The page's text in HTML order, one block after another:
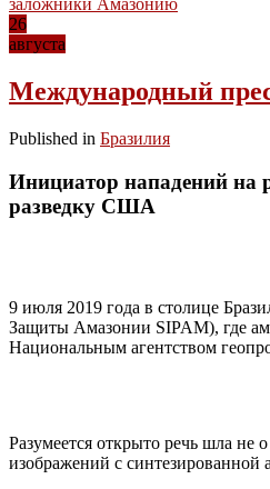
26
августа
Международный
Published in Бразилия
Инициатор нападений на
разведку США
9 июля 2019 года в столице
Защиты Амазонии SIPAM), где
Национальным агентством
Разумеется открыто речь шла не
изображений с синтезированной